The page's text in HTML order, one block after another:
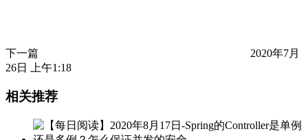
下一篇
2020年7月
26日 上午1:18
相关推荐